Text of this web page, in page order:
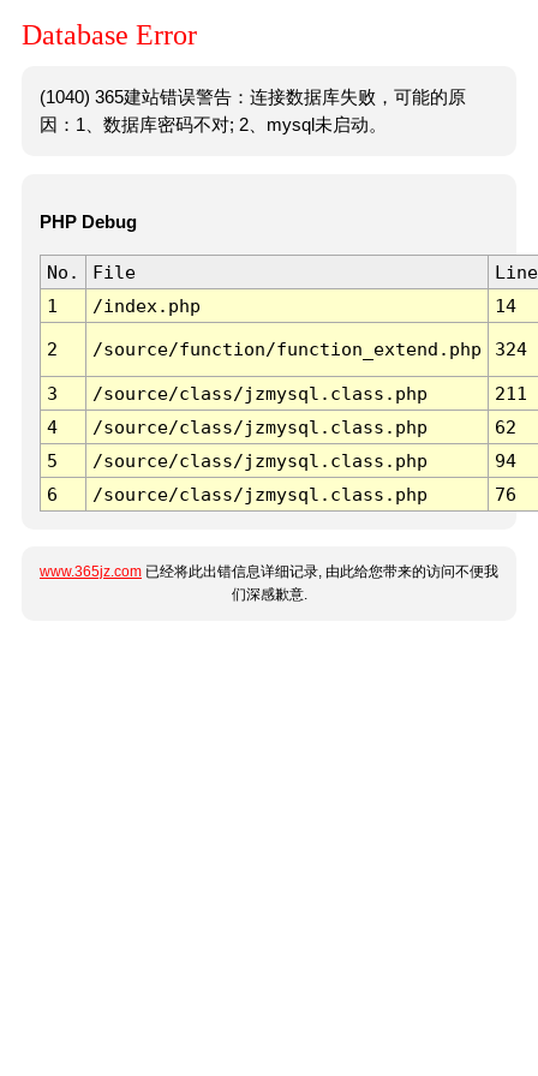
Database Error
(1040) 365建站错误警告：连接数据库失败，可能的原
因：1、数据库密码不对; 2、mysql未启动。
PHP Debug
No. File
Line
1
/index.php 14
2 /source/function/function_extend.php 324
3 /source/class/jzmysql.class.php
211
4
/source/class/jzmysql.class.php
62
5
/source/class/jzmysql.class.php
94
6
/source/class/jzmysql.class.php 76
www.365jz.com 已经将此出错信息详细记录, 由此给您带来的访问不便我
们深感歉意.